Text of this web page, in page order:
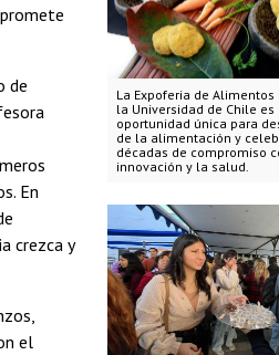
La Expoferia de
la Universidad de Chile es
oportunidad única para
de la alimentación y
décadas de compromiso
innovación y la salud.
de
En
crezca y
el